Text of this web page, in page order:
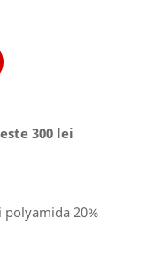
300 lei
20%